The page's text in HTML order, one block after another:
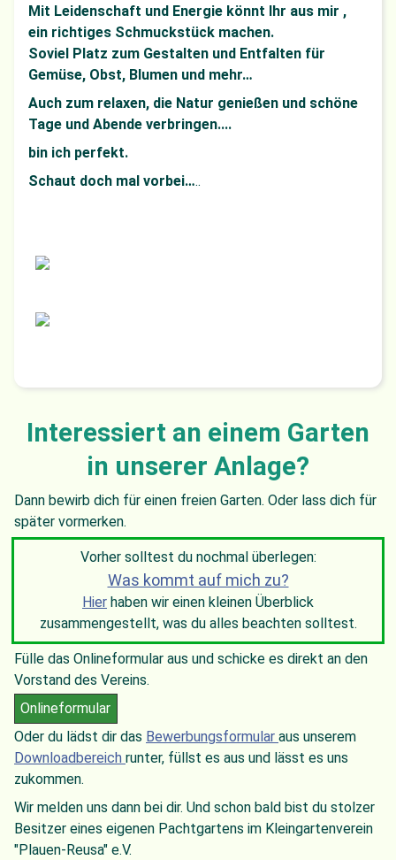
Mit Leidenschaft und Energie könnt Ihr aus mir ,
ein richtiges Schmuckstück machen.
Soviel Platz zum Gestalten und Entfalten für
Gemüse, Obst, Blumen und mehr…
Auch zum relaxen, die Natur genießen und schöne
Tage und Abende verbringen....
bin ich perfekt.
Schaut doch mal vorbei…..
Interessiert an einem Garten
in unserer Anlage?
Dann bewirb dich für einen freien Garten. Oder lass dich für
später vormerken.
Vorher solltest du nochmal überlegen:
Was kommt auf mich zu?
Hier haben wir einen kleinen Überblick
zusammengestellt, was du alles beachten solltest.
Fülle das Onlineformular aus und schicke es direkt an den
Vorstand des Vereins.
Onlineformular
Oder du lädst dir das Bewerbungsformular aus unserem
Downloadbereich runter, füllst es aus und lässt es uns
zukommen.
Wir melden uns dann bei dir. Und schon bald bist du stolzer
Besitzer eines eigenen Pachtgartens im Kleingartenverein
"Plauen-Reusa" e.V.